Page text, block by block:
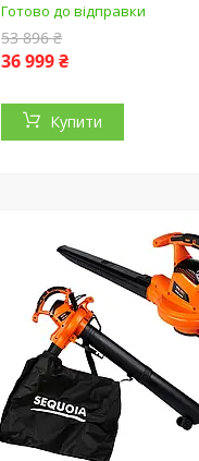
Готово до відправки
53 896 ₴
36 999 ₴
Купити